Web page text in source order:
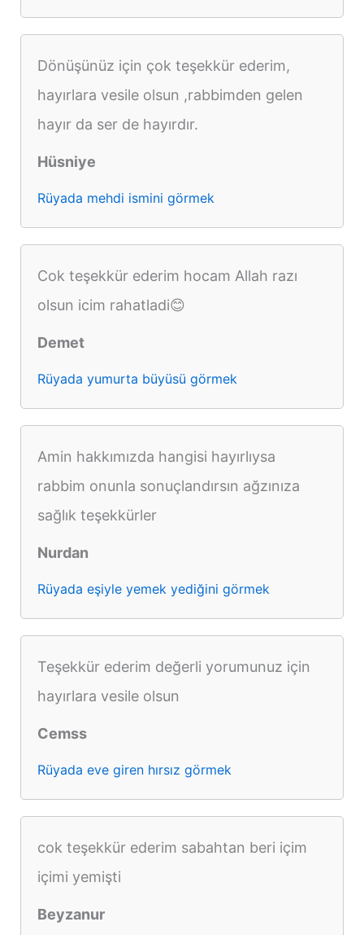
Dönüşünüz için çok teşekkür ederim,
hayırlara vesile olsun ,rabbimden gelen
hayır da ser de hayırdır.
Hüsniye
Rüyada mehdi ismini görmek
Cok teşekkür ederim hocam Allah razı
olsun icim rahatladi😊
Demet
Rüyada yumurta büyüsü görmek
Amin hakkımızda hangisi hayırlıysa
rabbim onunla sonuçlandırsın ağzınıza
sağlık teşekkürler
Nurdan
Rüyada eşiyle yemek yediğini görmek
Teşekkür ederim değerli yorumunuz için
hayırlara vesile olsun
Cemss
Rüyada eve giren hırsız görmek
cok teşekkür ederim sabahtan beri içim
içimi yemişti
Beyzanur